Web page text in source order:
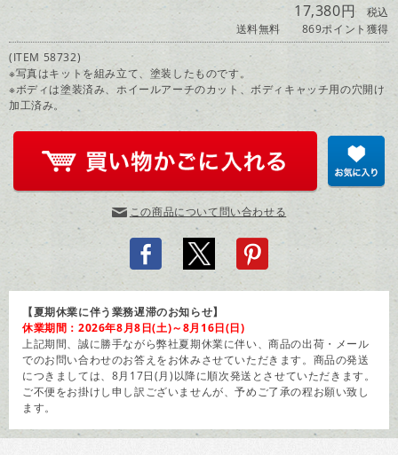
17,380円税込
送料無料
869ポイント獲得
(ITEM 58732)
※写真はキットを組み立て、塗装したものです。
※ボディは塗装済み、ホイールアーチのカット、ボディキャッチ用の穴開け
加工済み。
この商品について問い合わせる
【夏期休業に伴う業務遅滞のお知らせ】
休業期間：2026年8月8日(土)～8月16日(日)
上記期間、誠に勝手ながら弊社夏期休業に伴い、商品の出荷・メール
でのお問い合わせのお答えをお休みさせていただきます。商品の発送
につきましては、8月17日(月)以降に順次発送とさせていただきます。
ご不便をお掛けし申し訳ございませんが、予めご了承の程お願い致し
ます。